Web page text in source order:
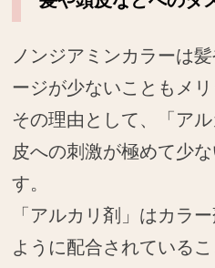
ノンジアミンカラーは
ージが少ないこともメリ
その理由として、「ア
皮への刺激が極めて少
す。
「アルカリ剤」はカラ
ように配合されている